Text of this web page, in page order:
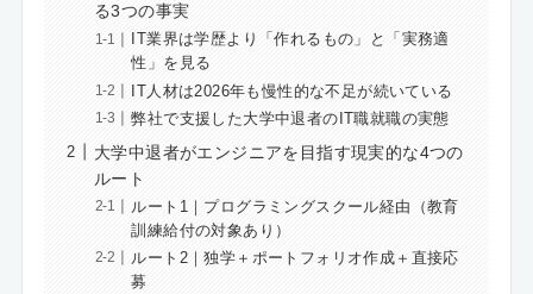
る3つの事実
IT業界は学歴より「作れるもの」と「実務適
性」を見る
IT人材は2026年も慢性的な不足が続いている
弊社で支援した大学中退者のIT職就職の実態
大学中退者がエンジニアを目指す現実的な4つの
ルート
ルート1｜プログラミングスクール経由（教育
訓練給付の対象あり）
ルート2｜独学＋ポートフォリオ作成＋直接応
募